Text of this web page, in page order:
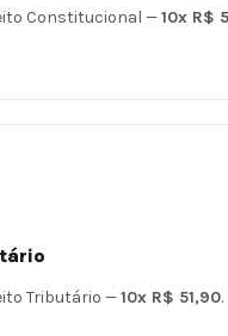
Constitucional —10x R$
Tributário —10x R$ 51,90.